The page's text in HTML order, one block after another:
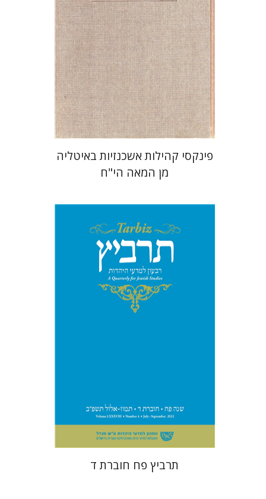
הנחת אתר ספר מודפס
$43
$39
פינקסי קהילות אשכנזיות באיטליה
מן המאה הי"ח
רוני גולדשטיין
שרית שלו-עיני
משה הלברטל
שלמה נאה
$29
$26
תרביץ פח חוברת ד